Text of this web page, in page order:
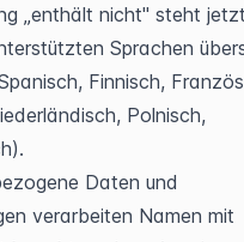
„enthält nicht" steht
Sprachen
Finnisch,
Polnisch,
Daten und
verarbeiten Namen mit